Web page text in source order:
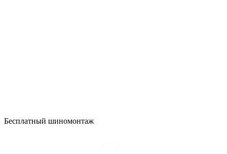
Бесплатный шиномонтаж